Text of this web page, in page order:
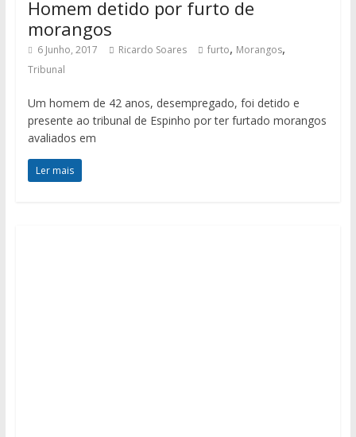
Homem detido por furto de
morangos
6 Junho, 2017 Ricardo Soares furto, Morangos,
Tribunal
Um homem de 42 anos, desempregado, foi detido e
presente ao tribunal de Espinho por ter furtado morangos
avaliados em
Ler mais